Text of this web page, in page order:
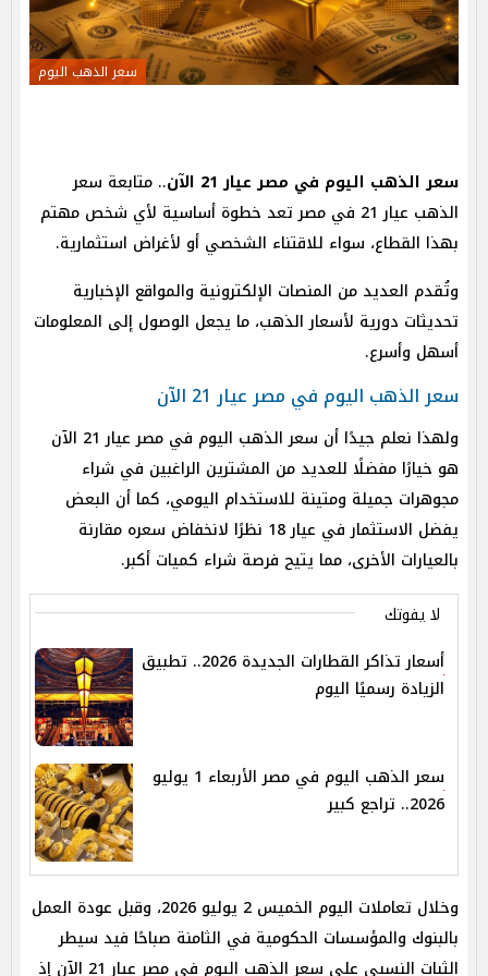
سعر الذهب اليوم
سعر الذهب اليوم في مصر عيار 21 الآن
.. متابعة سعر
الذهب عيار 21 في مصر تعد خطوة أساسية لأي شخص مهتم
بهذا القطاع، سواء للاقتناء الشخصي أو لأغراض استثمارية.
وتُقدم العديد من المنصات الإلكترونية والمواقع الإخبارية
تحديثات دورية لأسعار الذهب، ما يجعل الوصول إلى المعلومات
أسهل وأسرع.
سعر الذهب اليوم في مصر عيار 21 الآن
ولهذا نعلم جيدًا أن سعر الذهب اليوم في مصر عيار 21 الآن
هو خيارًا مفضلًا للعديد من المشترين الراغبين في شراء
مجوهرات جميلة ومتينة للاستخدام اليومي، كما أن البعض
يفضل الاستثمار في عيار 18 نظرًا لانخفاض سعره مقارنة
بالعيارات الأخرى، مما يتيح فرصة شراء كميات أكبر.
لا يفوتك
أسعار تذاكر القطارات الجديدة 2026.. تطبيق
الزيادة رسميًا اليوم
سعر الذهب اليوم في مصر الأربعاء 1 يوليو
2026.. تراجع كبير
وخلال تعاملات اليوم الخميس 2 يوليو 2026، وقبل عودة العمل
بالبنوك والمؤسسات الحكومية في الثامنة صباحًا فيد سيطر
الثبات النسبي على سعر الذهب اليوم في مصر عيار 21 الآن إذ